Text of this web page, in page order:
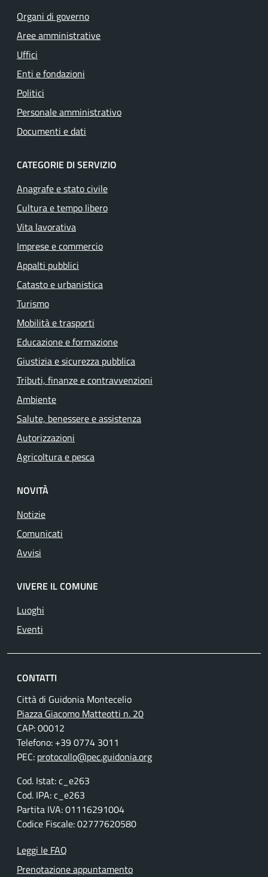
Organi di governo
Aree amministrative
Uffici
Enti e fondazioni
Politici
Personale amministrativo
Documenti e dati
CATEGORIE DI SERVIZIO
Anagrafe e stato civile
Cultura e tempo libero
Vita lavorativa
Imprese e commercio
Appalti pubblici
Catasto e urbanistica
Turismo
Mobilità e trasporti
Educazione e formazione
Giustizia e sicurezza pubblica
Tributi, finanze e contravvenzioni
Ambiente
Salute, benessere e assistenza
Autorizzazioni
Agricoltura e pesca
NOVITÀ
Notizie
Comunicati
Avvisi
VIVERE IL COMUNE
Luoghi
Eventi
CONTATTI
Città di Guidonia Montecelio
Piazza Giacomo Matteotti n. 20
CAP: 00012
Telefono: +39 0774 3011
PEC: protocollo@pec.guidonia.org
Cod. Istat: c_e263
Cod. IPA: c_e263
Partita IVA: 01116291004
Codice Fiscale: 02777620580
Leggi le FAQ
Prenotazione appuntamento